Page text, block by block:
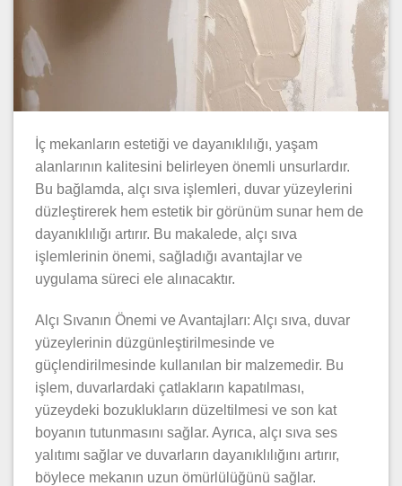
İç mekanların estetiği ve dayanıklılığı, yaşam
alanlarının kalitesini belirleyen önemli unsurlardır.
Bu bağlamda, alçı sıva işlemleri, duvar yüzeylerini
düzleştirerek hem estetik bir görünüm sunar hem de
dayanıklılığı artırır. Bu makalede, alçı sıva
işlemlerinin önemi, sağladığı avantajlar ve
uygulama süreci ele alınacaktır.
Alçı Sıvanın Önemi ve Avantajları: Alçı sıva, duvar
yüzeylerinin düzgünleştirilmesinde ve
güçlendirilmesinde kullanılan bir malzemedir. Bu
işlem, duvarlardaki çatlakların kapatılması,
yüzeydeki bozuklukların düzeltilmesi ve son kat
boyanın tutunmasını sağlar. Ayrıca, alçı sıva ses
yalıtımı sağlar ve duvarların dayanıklılığını artırır,
böylece mekanın uzun ömürlülüğünü sağlar.